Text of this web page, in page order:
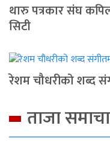
थारु पत्रकार संघ
सिटी
रेशम चौधरीको शब्द
ताजा